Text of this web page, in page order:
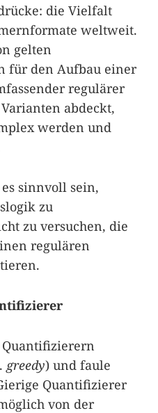
die Vielfalt
weltweit.
gelten
für den Aufbau einer
regulärer
abdeckt,
werden und
sinnvoll sein,
zu
zu versuchen, die
regulären
greedy) und faule
Quantifizierer
von der